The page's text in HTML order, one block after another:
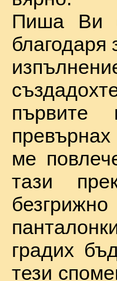
Пиша Ви
благодаря
ме
тази
градих
тези